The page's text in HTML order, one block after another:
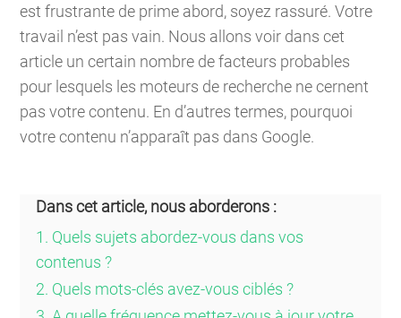
est frustrante de prime abord, soyez rassuré. Votre
travail n’est pas vain. Nous allons voir dans cet
article un certain nombre de facteurs probables
pour lesquels les moteurs de recherche ne cernent
pas votre contenu. En d’autres termes, pourquoi
votre contenu n’apparaît pas dans Google.
Dans cet article, nous aborderons :
1. Quels sujets abordez-vous dans vos
contenus ?
2. Quels mots-clés avez-vous ciblés ?